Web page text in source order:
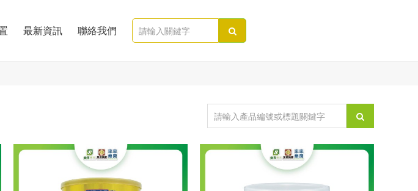
最新資訊 聯絡我們